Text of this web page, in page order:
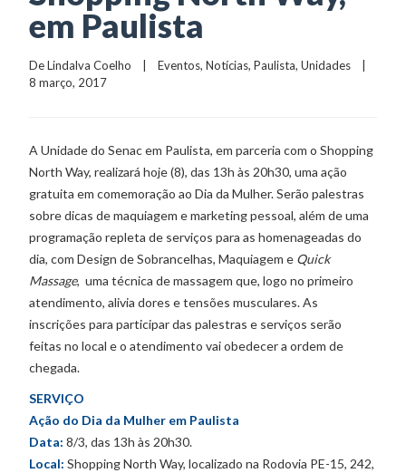
em Paulista
De Lindalva Coelho
    |
Eventos, Notícias, Paulista, Unidades
8 março, 2017
A Unidade do Senac em Paulista, em parceria com o Shopping
North Way, realizará hoje (8), das 13h às 20h30, uma ação
gratuita em comemoração ao Dia da Mulher. Serão palestras
sobre dicas de maquiagem e marketing pessoal, além de uma
programação repleta de serviços para as homenageadas do
dia, com Design de Sobrancelhas, Maquiagem e Quick
Massage, uma técnica de massagem que, logo no primeiro
atendimento, alivia dores e tensões musculares. As
inscrições para participar das palestras e serviços serão
feitas no local e o atendimento vai obedecer a ordem de
chegada.
SERVIÇO
Ação do Dia da Mulher em Paulista
Data: 8/3, das 13h às 20h30.
Local: Shopping North Way, localizado na Rodovia PE-15, 242,